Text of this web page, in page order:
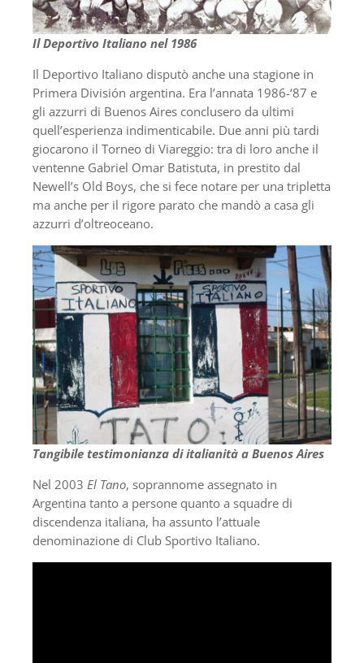
Il Deportivo Italiano nel 1986
Il Deportivo Italiano disputò anche una stagione in
Primera División argentina. Era l’annata 1986-‘87 e
gli azzurri di Buenos Aires conclusero da ultimi
quell’esperienza indimenticabile. Due anni più tardi
giocarono il Torneo di Viareggio: tra di loro anche il
ventenne Gabriel Omar Batistuta, in prestito dal
Newell’s Old Boys, che si fece notare per una tripletta
ma anche per il rigore parato che mandò a casa gli
azzurri d’oltreoceano.
Tangibile testimonianza di italianità a Buenos Aires
Nel 2003 El Tano, soprannome assegnato in
Argentina tanto a persone quanto a squadre di
discendenza italiana, ha assunto l’attuale
denominazione di Club Sportivo Italiano.